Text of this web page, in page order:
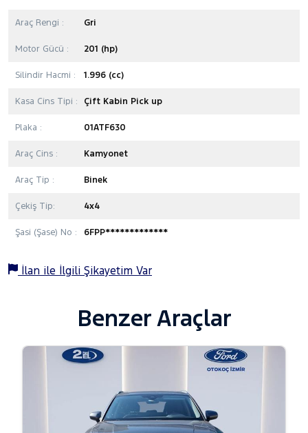
Araç Rengi : Gri
Motor Gücü : 201 (hp)
Silindir Hacmi : 1.996 (cc)
Kasa Cins Tipi : Çift Kabin Pick up
Plaka : 01ATF630
Araç Cins : Kamyonet
Araç Tip : Binek
Çekiş Tip: 4x4
Şasi (Şase) No : 6FPP*************
İlan ile İlgili Şikayetim Var
Benzer Araçlar